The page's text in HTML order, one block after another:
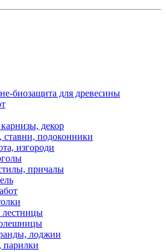
биозащита для древесины
декор
ставни, подоконники
изгороди
причалы
лестницы
лоджии
парилки